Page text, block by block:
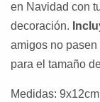
en Navidad con
decoración.
amigos no
para el tamaño
Medidas: 9x12cm